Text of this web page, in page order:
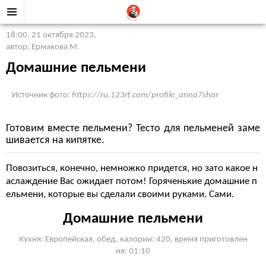
18:00, 21 октября 2023,
автор: Ермакова М.
Домашние пельмени
Источник фото: https://ru.123rf.com/profile_anna7shar
Готовим вместе пельмени? Тесто для пельменей заме
шивается на кипятке.
Повозиться, конечно, немножко придется, но зато какое н
аслаждение Вас ожидает потом! Горяченькие домашние п
ельмени, которые вы сделали своими руками. Сами.
Домашние пельмени
Кухня: Европейская, обед, калории: 420, время приготовлен
ия: 01:10